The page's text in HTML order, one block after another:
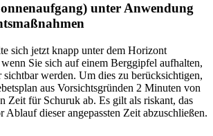
unter Anwendung
sich jetzt knapp unter dem Horizont
Sie sich auf einem Berggipfel aufhalten,
sichtbar werden. Um dies zu berücksichtigen,
aus Vorsichtsgründen 2 Minuten von
Zeit für Schuruk ab. Es gilt als riskant, das
Ablauf dieser angepassten Zeit abzuschließen.